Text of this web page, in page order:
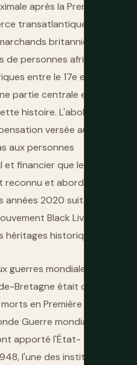
après la Première
transatlantique des
britanniques ont
personnes africaines
entre le 17e et le
partie centrale et
histoire. L'abolition en
versée aux
aux personnes
et financier que le
reconnu et abordé dans le
2020 suite à
Black Lives
historiques.
guerres mondiales dans
Bretagne était central et
en Première Guerre
Guerre mondiale. Les
apporté l'État-
l'une des institutions